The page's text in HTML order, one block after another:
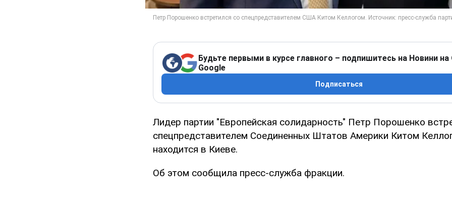
Будьте первыми в курсе главного – подпишитесь на Новини на
Google
Подписаться
Лидер партии "Европейская солидарность" Петр Порошенко
спецпредставителем Соединенных Штатов Америки Китом
находится в Киеве.
Об этом сообщила пресс-служба фракции.